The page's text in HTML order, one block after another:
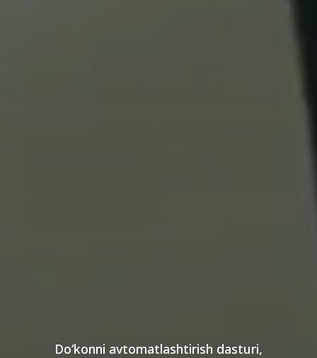
Do‘konni avtomatlashtirish dasturi,